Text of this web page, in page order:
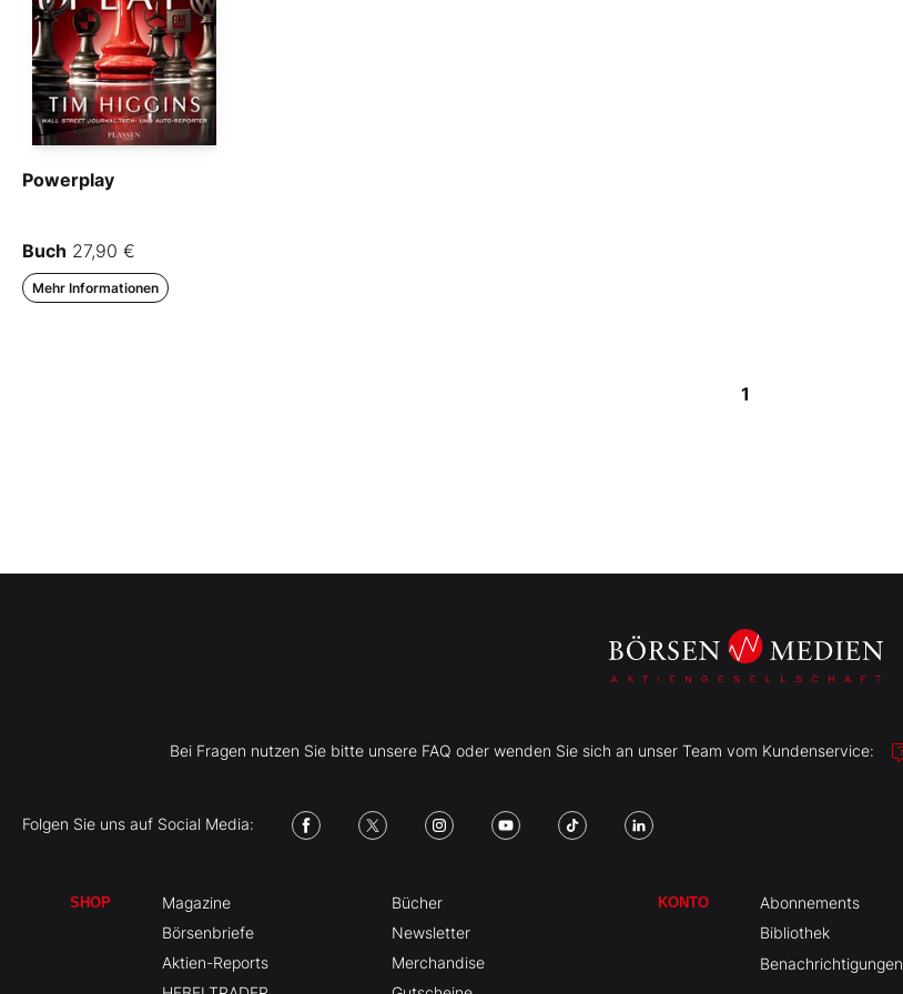
Powerplay
Buch 27,90 €
Mehr Informationen
1
Bei Fragen nutzen Sie bitte unsere FAQ oder wenden Sie sich an unser Team vom Kundenservice:
Folgen Sie uns auf Social Media:
SHOP
Magazine
Börsenbriefe
Aktien-Reports
Bücher
Newsletter
Merchandise
KONTO
Abonnements
Bibliothek
Benachrichtigungen